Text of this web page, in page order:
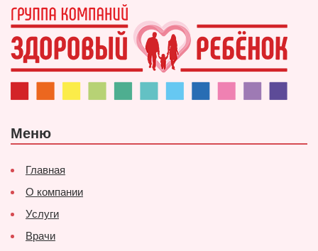
Меню
Главная
О компании
Услуги
Врачи